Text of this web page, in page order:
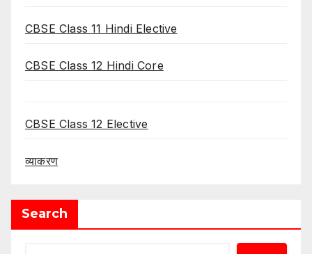
CBSE Class 11 Hindi Elective
CBSE Class 12 Hindi Core
CBSE Class 12 Elective
व्याकरण
Search